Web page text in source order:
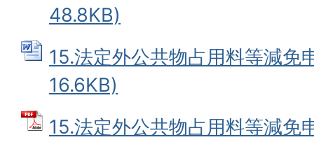
48.8KB)
15.法定外公共物占用料等減
16.6KB)
15.法定外公共物占用料等減免